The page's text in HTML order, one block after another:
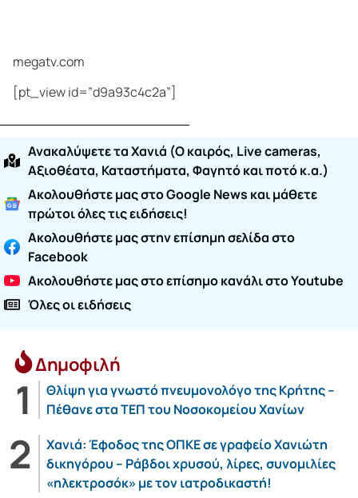
megatv.com
[pt_view id=”d9a93c4c2a”]
Ανακαλύψετε τα Χανιά (O καιρός, Live cameras,
Αξιοθέατα, Καταστήματα, Φαγητό και ποτό κ.α.)
Ακολουθήστε μας στο Google News και μάθετε
πρώτοι όλες τις ειδήσεις!
Ακολουθήστε μας στην επίσημη σελίδα στο
Facebook
Ακολουθήστε μας στο επίσημο κανάλι στο Youtube
Όλες οι ειδήσεις
Δημοφιλή
Θλίψη για γνωστό πνευμονολόγο της Κρήτης –
Πέθανε στα ΤΕΠ του Νοσοκομείου Χανίων
Χανιά: Έφοδος της ΟΠΚΕ σε γραφείο Χανιώτη
δικηγόρου – Ράβδοι χρυσού, λίρες, συνομιλίες
«ηλεκτροσόκ» με τον ιατροδικαστή!